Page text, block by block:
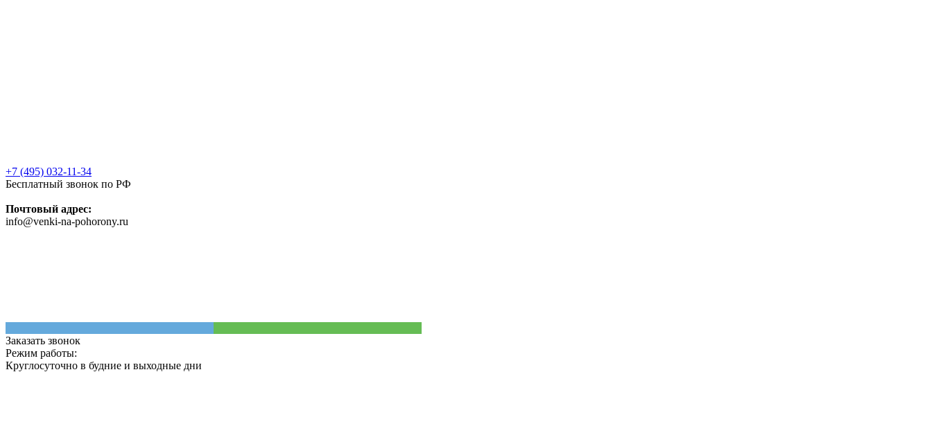
+7 (495) 032-11-34
Бесплатный звонок по РФ
Почтовый адрес:
info@venki-na-pohorony.ru
Заказать звонок
Режим работы:
Круглосуточно в будние и выходные дни